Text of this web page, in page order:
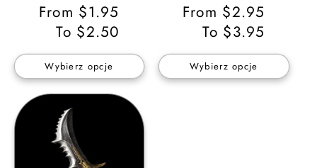
Cena
regularna
From $1.95
To $2.50
Wybierz opcje
Cena
regularna
From $2.95
To $3.95
Wybierz opcje